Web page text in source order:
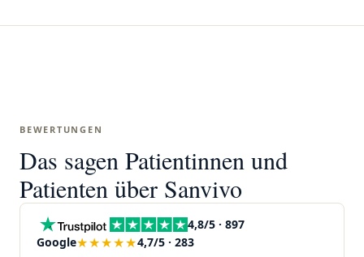
BEWERTUNGEN
Das sagen Patientinnen und
Patienten über Sanvivo
4,8/5 · 897
Google★★★★★4,7/5 · 283